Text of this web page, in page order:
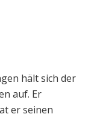
hält sich der
auf. Er
er seinen